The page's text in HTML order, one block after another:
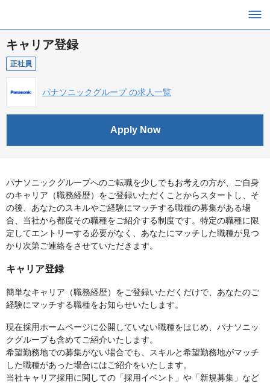
キャリア登録
正社員
パナソニックグループ の求人一覧
Apply Now
パナソニックグループへのご転職を少しでもお考えの方が、ご自身
のキャリア（職務経歴）をご登録いただくことからスタートし、そ
の後、あなたのスキルやご経験にマッチする職種の募集がある場
合、当社から都度その職種をご紹介する制度です。特定の職種に限
定してエントリーする必要がなく、あなたにマッチした職種が見つ
かり次第ご連絡をさせていただきます。
キャリア登録
簡単なキャリア（職務経歴）をご登録いただくだけで、あなたのご
経験にマッチする職種をお知らせいたします。
現在採用ホームページに公開していない職種をはじめ、パナソニッ
クグループも含めてご紹介いたします。
希望勤務地での募集がない場合でも、スキルと希望勤務地がマッチ
した職種があった場合にはご紹介をいたします。
当社キャリア採用に関しての「採用イベント」や「新規募集」など